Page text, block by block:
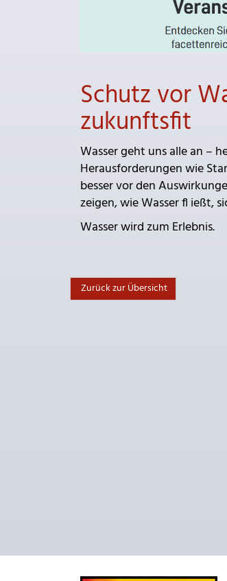
Schutz vor
zukunftsfit
Wasser geht uns alle an –
Herausforderungen wie
besser vor den
zeigen, wie Wasser fl ießt,
Wasser wird zum Erlebnis.
Zurück zur Übersicht